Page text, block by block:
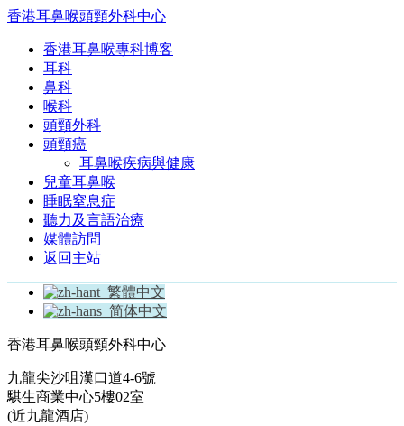
香港耳鼻喉頭頸外科中心
香港耳鼻喉專科博客
耳科
鼻科
喉科
頭頸外科
頭頸癌
耳鼻喉疾病與健康
兒童耳鼻喉
睡眠窒息症
聽力及言語治療
媒體訪問
返回主站
繁體中文
简体中文
香港耳鼻喉頭頸外科中心
九龍尖沙咀漢口道4-6號
騏生商業中心5樓02室
(近九龍酒店)